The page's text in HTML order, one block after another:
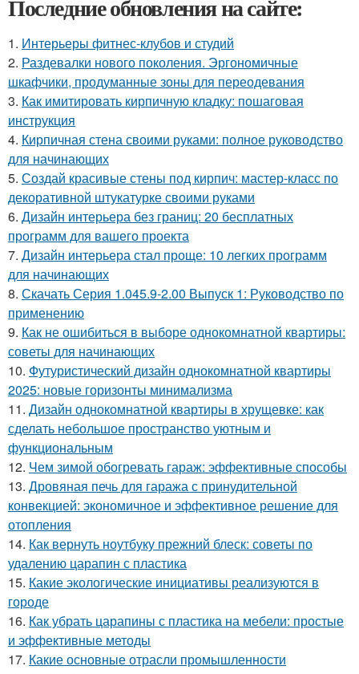
Последние обновления на сайте:
1. Интерьеры фитнес-клубов и студий
2. Раздевалки нового поколения. Эргономичные
шкафчики, продуманные зоны для переодевания
3. Как имитировать кирпичную кладку: пошаговая
инструкция
4. Кирпичная стена своими руками: полное руководство
для начинающих
5. Создай красивые стены под кирпич: мастер-класс по
декоративной штукатурке своими руками
6. Дизайн интерьера без границ: 20 бесплатных
программ для вашего проекта
7. Дизайн интерьера стал проще: 10 легких программ
для начинающих
8. Скачать Серия 1.045.9-2.00 Выпуск 1: Руководство по
применению
9. Как не ошибиться в выборе однокомнатной квартиры:
советы для начинающих
10. Футуристический дизайн однокомнатной квартиры
2025: новые горизонты минимализма
11. Дизайн однокомнатной квартиры в хрущевке: как
сделать небольшое пространство уютным и
функциональным
12. Чем зимой обогревать гараж: эффективные способы
13. Дровяная печь для гаража с принудительной
конвекцией: экономичное и эффективное решение для
отопления
14. Как вернуть ноутбуку прежний блеск: советы по
удалению царапин с пластика
15. Какие экологические инициативы реализуются в
городе
16. Как убрать царапины с пластика на мебели: простые
и эффективные методы
17. Какие основные отрасли промышленности